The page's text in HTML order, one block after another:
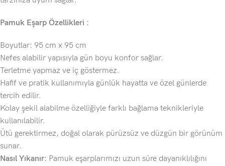
Pamuk Eşarp Özellikleri :
Boyutlar: 95 cm x 95 cm
Nefes alabilir yapısıyla gün boyu konfor sağlar.
Terletme yapmaz ve iç göstermez.
Hafif ve pratik kullanımıyla günlük hayatta ve özel günlerde
tercih edilir.
Kolay şekil alabilme özelliğiyle farklı bağlama teknikleriyle
kullanılabilir.
Ütü gerektirmez, doğal olarak pürüzsüz ve düzgün bir görünüm
sunar.
Nasıl Yıkanır: Pamuk eşarplarımızı uzun süre dayanıklılığını